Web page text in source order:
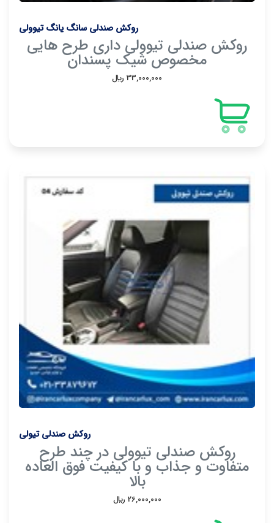
روکش صندلی سانگ یانگ تیوولی
روکش صندلی تیوولی داری طرح هایی
مخصوص شیک پسندان
33,000,000 ريال
روکش صندلی تیولی
روکش صندلی تیوولی در چند طرح
متفاوت و جذاب و با کیفیت فوق العاده
بالا
26,000,000 ريال